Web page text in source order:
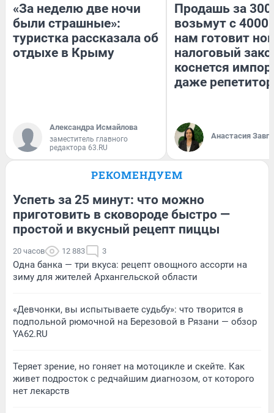
«За неделю две ночи
были страшные»:
туристка рассказала об
отдыхе в Крыму
Александра Исмайлова
заместитель главного
редактора 63.RU
Продашь за
возьмут с
нам готовит
налоговый
коснется
даже
Анастасия
РЕКОМЕНДУЕМ
Успеть за 25 минут: что можно
приготовить в сковороде быстро —
простой и вкусный рецепт пиццы
20 часов 12 883 3
Одна банка — три вкуса: рецепт овощного ассорти на
зиму для жителей Архангельской области
«Девчонки, вы испытываете судьбу»: что творится в
подпольной рюмочной на Березовой в Рязани — обзор
YA62.RU
Теряет зрение, но гоняет на мотоцикле и скейте. Как
живет подросток с редчайшим диагнозом, от которого
нет лекарств